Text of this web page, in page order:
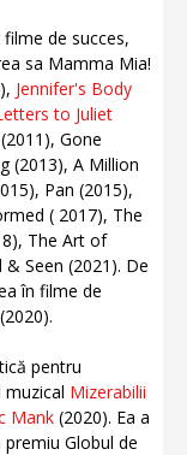
de succes,
sa Mamma Mia!
Jennifer's Body
to Juliet
Gone
(2013), A Million
Pan (2015),
( 2017), The
The Art of
& Seen (2021). De
în filme de
pentru
Mizerabilii
Mank (2020). Ea a
Globul de